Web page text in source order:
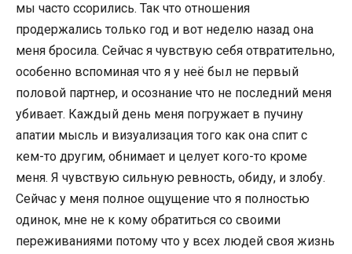
мы часто ссорились. Так что отношения
продержались только год и вот неделю назад она
меня бросила. Сейчас я чувствую себя отвратительно,
особенно вспоминая что я у неё был не первый
половой партнер, и осознание что не последний меня
убивает. Каждый день меня погружает в пучину
апатии мысль и визуализация того как она спит с
кем-то другим, обнимает и целует кого-то кроме
меня. Я чувствую сильную ревность, обиду, и злобу.
Сейчас у меня полное ощущение что я полностью
одинок, мне не к кому обратиться со своими
переживаниями потому что у всех людей своя жизнь